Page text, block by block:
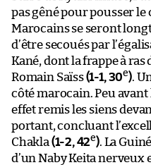
pas gêné pour pousser
Marocains se seront
d’être secoués par
Kané, dont la frappe à ras
Romain Saïss(1-1, 30e).
côté marocain. Peu avant
effet remis les siens
portant, concluant
Chakla (1-2, 42e). La
d’un Naby Keita nerveux